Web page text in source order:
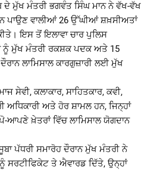
ਦੇ ਮੁੱਖ ਮੰਤਰੀ ਭਗਵੰਤ ਸਿੰਘ ਮਾਨ ਨੇ ਵੱਖ-ਵੱਖ
ਪਾਉਣ ਵਾਲੀਆਂ 26 ਉੱਘੀਆਂ ਸ਼ਖ਼ਸੀਅਤਾਂ
ਇਸ ਤੋਂ ਇਲਾਵਾ ਚਾਰ ਪੁਲਿਸ
ਨੂੰ ਮੁੱਖ ਮੰਤਰੀ ਰਕਸ਼ਕ ਪਦਕ ਅਤੇ 15
ਲਾਮਿਸਾਲ ਕਾਰਗੁਜ਼ਾਰੀ ਲਈ ਮੁੱਖ
ਸੇਵੀ, ਕਲਾਕਾਰ, ਸਾਹਿਤਕਾਰ, ਕਵੀ,
ਅਧਿਕਾਰੀ ਅਤੇ ਹੋਰ ਸ਼ਾਮਲ ਹਨ, ਜਿਨ੍ਹਾਂ
ਖ਼ੇਤਰਾਂ ਵਿੱਚ ਲਾਮਿਸਾਲ ਯੋਗਦਾਨ
ਪੱਧਰੀ ਸਮਾਰੋਹ ਦੌਰਾਨ ਮੁੱਖ ਮੰਤਰੀ ਨੇ
ਸਰਟੀਫਿਕੇਟ ਤੇ ਐਵਾਰਡ ਦਿੱਤੇ, ਉਨ੍ਹਾਂ